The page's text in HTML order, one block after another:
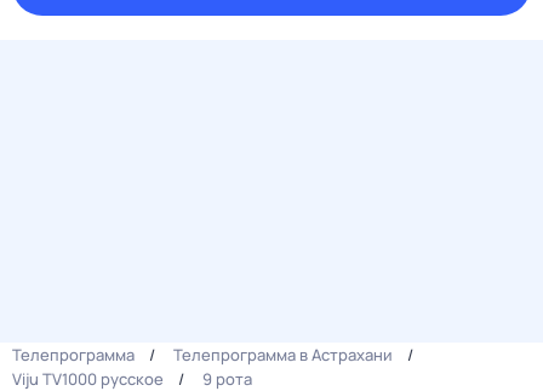
Телепрограмма
Телепрограмма в Астрахани
Viju TV1000 русское
9 рота